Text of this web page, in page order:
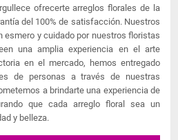
ofrecerte arreglos florales de la
del 100% de satisfacción. Nuestros
esmero y cuidado por nuestros floristas
una amplia experiencia en el arte
en el mercado, hemos entregado
de personas a través de nuestras
a brindarte una experiencia de
que cada arreglo floral sea un
y belleza.